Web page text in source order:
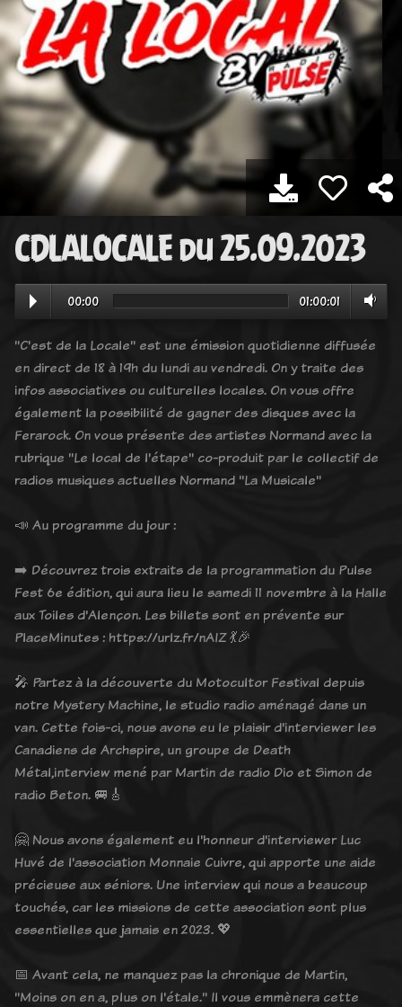
CDLALOCALE du 25.09.2023
00:00 01:00:01
"C'est de la Locale" est une émission quotidienne diffusée
en direct de 18 à 19h du lundi au vendredi. On y traite des
infos associatives ou culturelles locales. On vous offre
également la possibilité de gagner des disques avec la
Ferarock. On vous présente des artistes Normand avec la
rubrique "Le local de l'étape" co-produit par le collectif de
radios musiques actuelles Normand "La Musicale"
📣 Au programme du jour :
➡️ Découvrez trois extraits de la programmation du Pulse
Fest 6e édition, qui aura lieu le samedi 11 novembre à la Halle
aux Toiles d'Alençon. Les billets sont en prévente sur
PlaceMinutes : https://urlz.fr/nAIZ 💃🎉
🎤 Partez à la découverte du Motocultor Festival depuis
notre Mystery Machine, le studio radio aménagé dans un
van. Cette fois-ci, nous avons eu le plaisir d'interviewer les
Canadiens de Archspire, un groupe de Death
Métal,interview mené par Martin de radio Dio et Simon de
radio Beton. 🚐🎸
🤗 Nous avons également eu l'honneur d'interviewer Luc
Huvé de l'association Monnaie Cuivre, qui apporte une aide
précieuse aux séniors. Une interview qui nous a beaucoup
touchés, car les missions de cette association sont plus
essentielles que jamais en 2023. 💖
📅 Avant cela, ne manquez pas la chronique de Martin,
"Moins on en a, plus on l'étale." Il vous emmènera cette